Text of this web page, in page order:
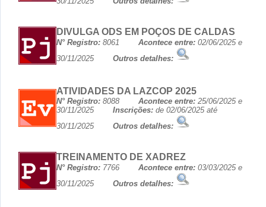
DIVULGA ODS EM POÇOS DE CALDAS
N° Registro: 8061 Acontece entre: 02/06/2025 e
30/11/2025 Outros detalhes:
ATIVIDADES DA LAZCOP 2025
N° Registro: 8088 Acontece entre: 25/06/2025 e
30/11/2025 Inscrições: de 02/06/2025 até
30/11/2025 Outros detalhes:
TREINAMENTO DE XADREZ
N° Registro: 7766 Acontece entre: 03/03/2025 e
30/11/2025 Outros detalhes: